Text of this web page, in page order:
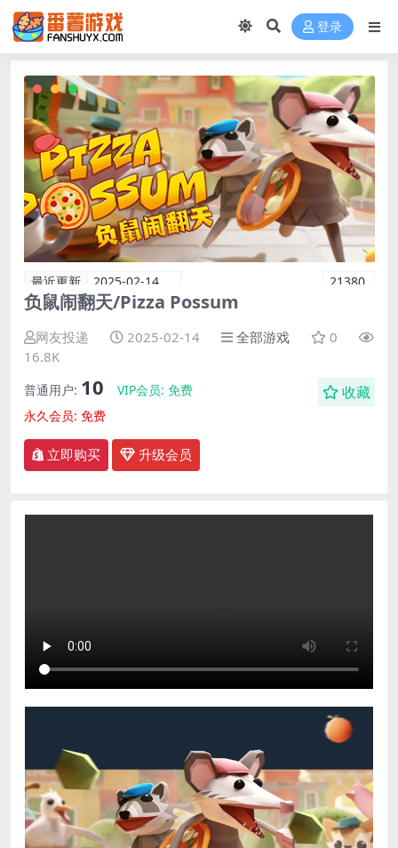
登录
最近更新 2025-02-14 21380
负鼠闹翻天/Pizza Possum
网友投递 2025-02-14 全部游戏
0
16.8K
普通用户: 10 VIP会员: 免费
永久会员: 免费
收藏
立即购买 升级会员